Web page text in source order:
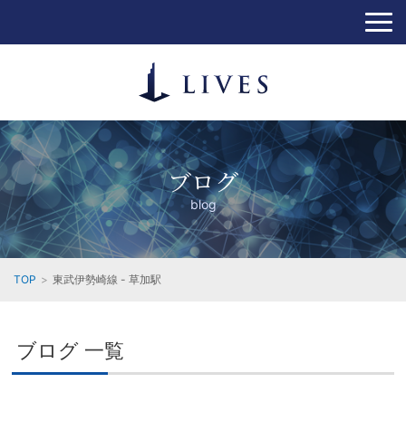
ブログ
blog
TOP 東武伊勢崎線 - 草加駅
ブログ 一覧